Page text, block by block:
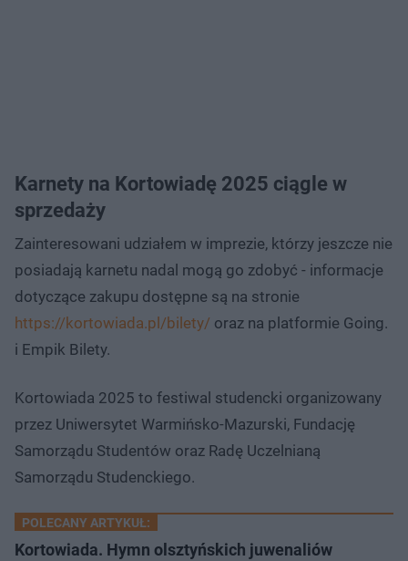
Karnety na Kortowiadę 2025 ciągle w
sprzedaży
Zainteresowani udziałem w imprezie, którzy jeszcze nie
posiadają karnetu nadal mogą go zdobyć - informacje
dotyczące zakupu dostępne są na stronie
https://kortowiada.pl/bilety/ oraz na platformie Going.
i Empik Bilety.
Kortowiada 2025 to festiwal studencki organizowany
przez Uniwersytet Warmińsko-Mazurski, Fundację
Samorządu Studentów oraz Radę Uczelnianą
Samorządu Studenckiego.
POLECANY ARTYKUŁ:
Kortowiada. Hymn olsztyńskich juwenaliów